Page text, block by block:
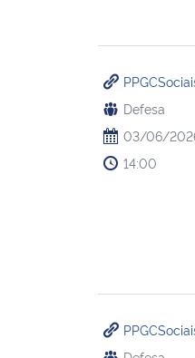
Defesa
03/06/
14:00